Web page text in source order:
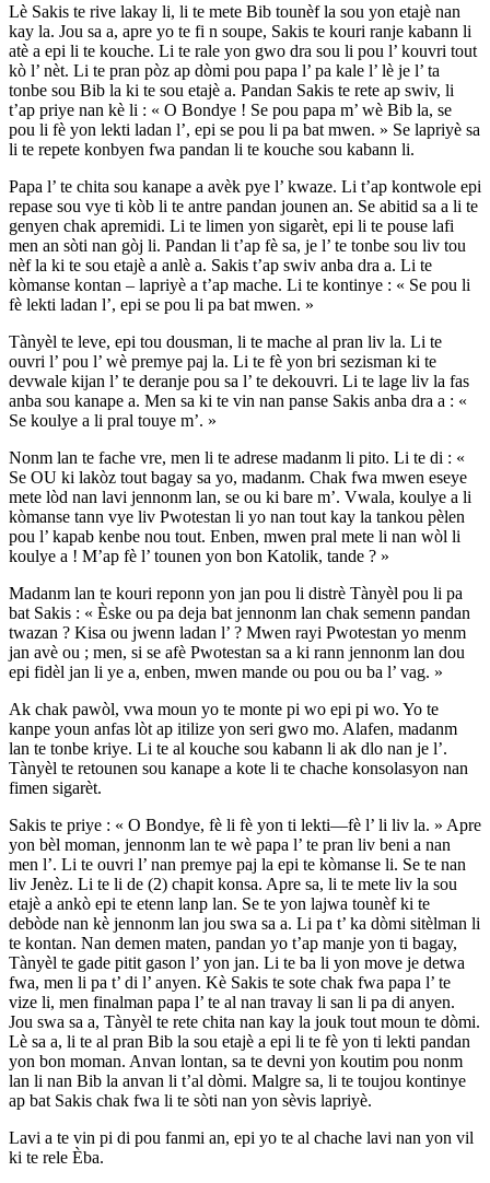
Lè Sakis te rive lakay li, li te mete Bib tounèf la sou yon etajè nan
kay la. Jou sa a, apre yo te fi n soupe, Sakis te kouri ranje kabann li
atè a epi li te kouche. Li te rale yon gwo dra sou li pou l’ kouvri tout
kò l’ nèt. Li te pran pòz ap dòmi pou papa l’ pa kale l’ lè je l’ ta
tonbe sou Bib la ki te sou etajè a. Pandan Sakis te rete ap swiv, li
t’ap priye nan kè li : « O Bondye ! Se pou papa m’ wè Bib la, se
pou li fè yon lekti ladan l’, epi se pou li pa bat mwen. » Se lapriyè sa
li te repete konbyen fwa pandan li te kouche sou kabann li.
Papa l’ te chita sou kanape a avèk pye l’ kwaze. Li t’ap kontwole epi
repase sou vye ti kòb li te antre pandan jounen an. Se abitid sa a li te
genyen chak apremidi. Li te limen yon sigarèt, epi li te pouse lafi
men an sòti nan gòj li. Pandan li t’ap fè sa, je l’ te tonbe sou liv tou
nèf la ki te sou etajè a anlè a. Sakis t’ap swiv anba dra a. Li te
kòmanse kontan – lapriyè a t’ap mache. Li te kontinye : « Se pou li
fè lekti ladan l’, epi se pou li pa bat mwen. »
Tànyèl te leve, epi tou dousman, li te mache al pran liv la. Li te
ouvri l’ pou l’ wè premye paj la. Li te fè yon bri sezisman ki te
devwale kijan l’ te deranje pou sa l’ te dekouvri. Li te lage liv la fas
anba sou kanape a. Men sa ki te vin nan panse Sakis anba dra a : «
Se koulye a li pral touye m’. »
Nonm lan te fache vre, men li te adrese madanm li pito. Li te di : «
Se OU ki lakòz tout bagay sa yo, madanm. Chak fwa mwen eseye
mete lòd nan lavi jennonm lan, se ou ki bare m’. Vwala, koulye a li
kòmanse tann vye liv Pwotestan li yo nan tout kay la tankou pèlen
pou l’ kapab kenbe nou tout. Enben, mwen pral mete li nan wòl li
koulye a ! M’ap fè l’ tounen yon bon Katolik, tande ? »
Madanm lan te kouri reponn yon jan pou li distrè Tànyèl pou li pa
bat Sakis : « Èske ou pa deja bat jennonm lan chak semenn pandan
twazan ? Kisa ou jwenn ladan l’ ? Mwen rayi Pwotestan yo menm
jan avè ou ; men, si se afè Pwotestan sa a ki rann jennonm lan dou
epi fidèl jan li ye a, enben, mwen mande ou pou ou ba l’ vag. »
Ak chak pawòl, vwa moun yo te monte pi wo epi pi wo. Yo te
kanpe youn anfas lòt ap itilize yon seri gwo mo. Alafen, madanm
lan te tonbe kriye. Li te al kouche sou kabann li ak dlo nan je l’.
Tànyèl te retounen sou kanape a kote li te chache konsolasyon nan
fimen sigarèt.
Sakis te priye : « O Bondye, fè li fè yon ti lekti—fè l’ li liv la. » Apre
yon bèl moman, jennonm lan te wè papa l’ te pran liv beni a nan
men l’. Li te ouvri l’ nan premye paj la epi te kòmanse li. Se te nan
liv Jenèz. Li te li de (2) chapit konsa. Apre sa, li te mete liv la sou
etajè a ankò epi te etenn lanp lan. Se te yon lajwa tounèf ki te
debòde nan kè jennonm lan jou swa sa a. Li pa t’ ka dòmi sitèlman li
te kontan. Nan demen maten, pandan yo t’ap manje yon ti bagay,
Tànyèl te gade pitit gason l’ yon jan. Li te ba li yon move je detwa
fwa, men li pa t’ di l’ anyen. Kè Sakis te sote chak fwa papa l’ te
vize li, men finalman papa l’ te al nan travay li san li pa di anyen.
Jou swa sa a, Tànyèl te rete chita nan kay la jouk tout moun te dòmi.
Lè sa a, li te al pran Bib la sou etajè a epi li te fè yon ti lekti pandan
yon bon moman. Anvan lontan, sa te devni yon koutim pou nonm
lan li nan Bib la anvan li t’al dòmi. Malgre sa, li te toujou kontinye
ap bat Sakis chak fwa li te sòti nan yon sèvis lapriyè.
Lavi a te vin pi di pou fanmi an, epi yo te al chache lavi nan yon vil
ki te rele Èba.